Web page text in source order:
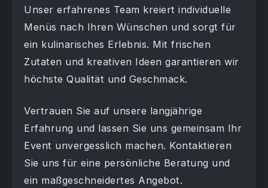
Unser erfahrenes Team kreiert individuelle
Menüs nach Ihren Wünschen und sorgt für
ein kulinarisches Erlebnis. Mit frischen
Zutaten und kreativen Ideen garantieren wir
höchste Qualität und Geschmack.
Vertrauen Sie auf unsere langjährige
Erfahrung und lassen Sie uns gemeinsam Ihr
Event unvergesslich machen. Kontaktieren
Sie uns für eine persönliche Beratung und
ein maßgeschneidertes Angebot.